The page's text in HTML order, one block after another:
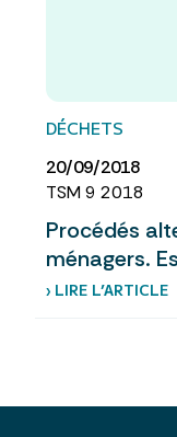
DÉCHETS
20/09/2018
TSM 9 2018
Procédés
ménagers.
› LIRE L’ARTICLE